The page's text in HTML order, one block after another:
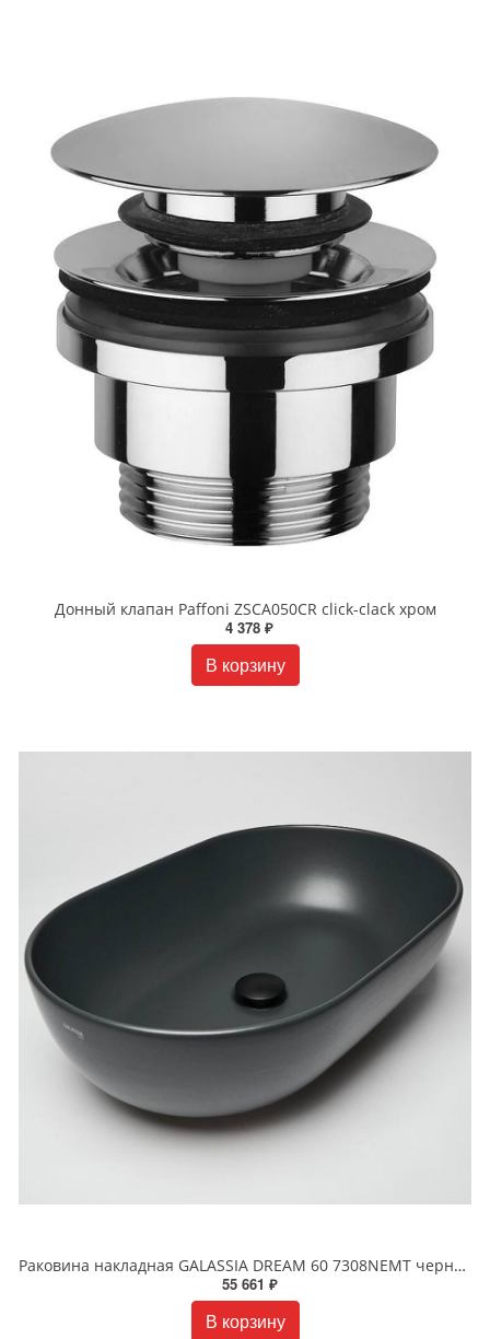
Донный клапан Paffoni ZSCA050CR click-clack хром
4 378 ₽
В корзину
Раковина накладная GALASSIA DREAM 60 7308NEMT черная матовая
55 661 ₽
В корзину